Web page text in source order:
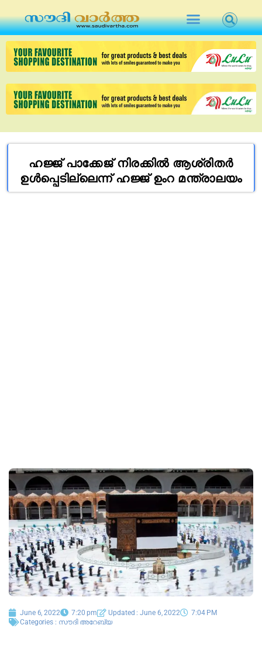
ഹജ്ജ് പാക്കേജ് നിരക്കിൽ ആശ്രിതർ
ഉൾപ്പെടില്ലെന്ന് ഹജ്ജ് ഉംറ മന്ത്രാലയം
June 6, 2022 7:20 pm Updated : June 6, 2022
7:04 PM
Categories : സൗദി അറേബ്യ